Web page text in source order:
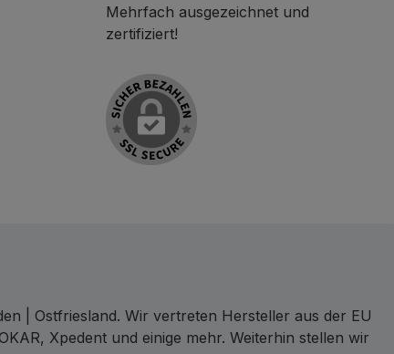
Mehrfach ausgezeichnet und
zertifiziert!
| Ostfriesland. Wir vertreten Hersteller aus der EU
Xpedent und einige mehr. Weiterhin stellen wir